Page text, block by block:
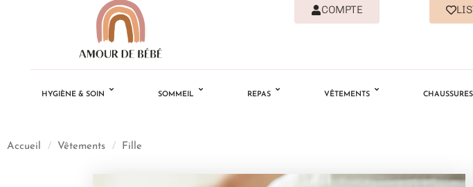
COMPTE
HYGIÈNE & SOIN SOMMEIL REPAS VÊTEMENTS CHAUSSURES
Accueil / Vêtements / Fille